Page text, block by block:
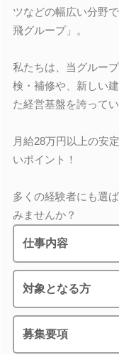
ツなどの幅広い分野
飛グループ」。
私たちは、当グルー
検・補修や、新しい
た経営基盤を誇ってい
月給28万円以上の安
いポイント！
多くの経験者にも選
みませんか？
仕事内容
対象となる方
募集要項